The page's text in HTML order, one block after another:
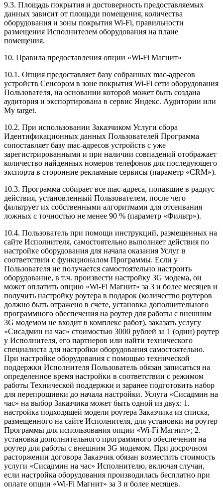
9.3. Площадь покрытия и достоверность предоставляемых
данных зависит от площади помещения, количества
оборудования и зоны покрытия Wi-Fi, правильности
размещения Исполнителем оборудования на плане
помещения.
10. Правила предоставления опции «Wi-Fi Магнит»
10.1. Опция предоставляет базу собранных mac-адресов
устройств Сенсором в зоне покрытия Wi-Fi сети оборудования
Пользователя, на основании которой может быть создана
аудитория и экспортирована в сервис Яндекс. Аудитории или
My target.
10.2. При использовании Заказчиком Услуги сбора
Идентификационных данных Пользователей Программа
сопоставляет базу mac-адресов устройств с уже
зарегистрированными и при наличии совпадений отображает
количество найденных номеров телефонов для последующего
экспорта в сторонние рекламные сервисы (параметр «CRM»).
10.3. Программа собирает все mac-адреса, попавшие в радиус
действия, установленный Пользователем, после чего
фильтрует их собственными алгоритмами для отсеивания
ложных с точностью не менее 90 % (параметр «Фильтр»).
10.4. Пользователь при помощи инструкций, размещенных на
сайте Исполнителя, самостоятельно выполняет действия по
настройке оборудования для начала оказания Услуг в
соответствии с функционалом Программы. Если у
Пользователя не получается самостоятельно настроить
оборудование, в т.ч. произвести настройку 3G модема, он
может оплатить опцию «Wi-Fi Магнит» за 3 и более месяцев и
получить настройку роутера в подарок (количество роутеров
должно быть отражено в счете, установка дополнительного
программного обеспечения на роутер для работы с внешним
3G модемом не входит в комплекс работ), заказать услугу
«Сисадмин на час» стоимостью 3000 рублей за 1 (один) роутер
у Исполнителя, его партнеров или найти технического
специалиста для настройки оборудования самостоятельно.
При настройке оборудования с помощью технической
поддержки Исполнителя Пользователь обязан записаться на
определенное время настройки в соответствии с режимом
работы Технической поддержки и заранее подготовить набор
для перепрошивки до начала настройки. Услуга «Сисадмин на
час» на выбор Заказчика может быть одной из двух: 1.
настройка подходящей модели роутера Заказчика из списка,
размещенного на сайте Исполнителя, для установки на роутер
Программы для использования опции «Wi-Fi Магнит»; 2.
установка дополнительного программного обеспечения на
роутер для работы с внешним 3G модемом. При досрочном
расторжении договора Заказчик обязан возместить стоимость
услуги «Сисадмин на час» Исполнителю, включая случаи,
если настройка оборудования производилась бесплатно при
оплате опции «Wi-Fi Магнит» за 3 и более месяцев.